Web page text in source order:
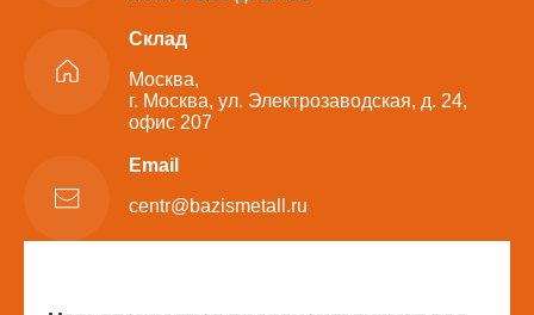
Склад
Москва,
г. Москва, ул. Электрозаводская, д. 24,
офис 207
Email
centr@bazismetall.ru